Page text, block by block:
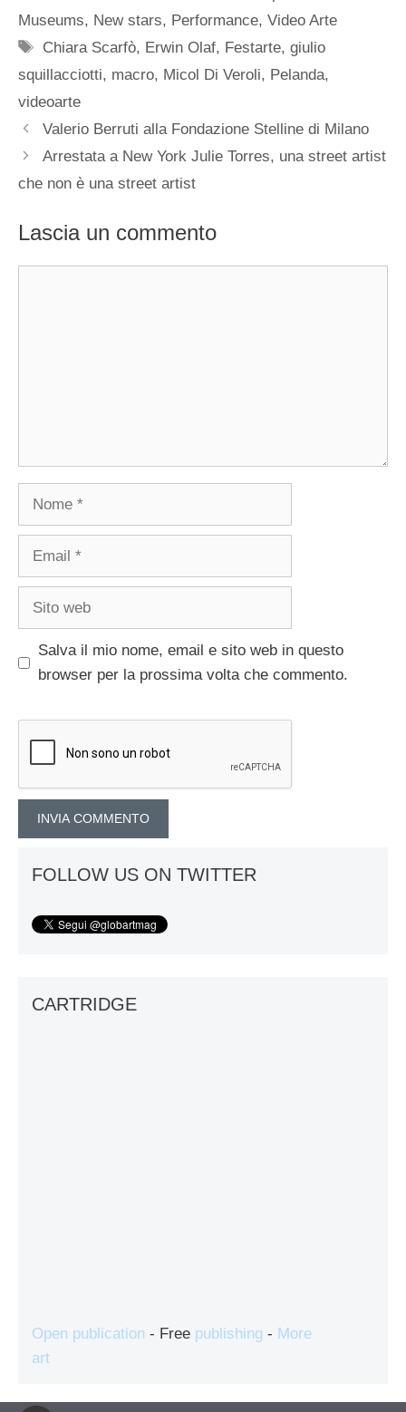
Museums, New stars, Performance, Video Arte
Tag
Chiara Scarfò, Erwin Olaf, Festarte,giulio
squillacciotti, macro, Micol Di Veroli, Pelanda,
videoarte
Valerio Berruti alla Fondazione Stelline di Milano
Arrestata a New York Julie Torres, una street artist
che non è una street artist
Lascia un commento
Nome
Email
Sito
Salva il mio nome, email e sito web in questo
browser per la prossima volta che commento.
FOLLOW US ON TWITTER
CARTRIDGE
Open publication - Free publishing - More
art